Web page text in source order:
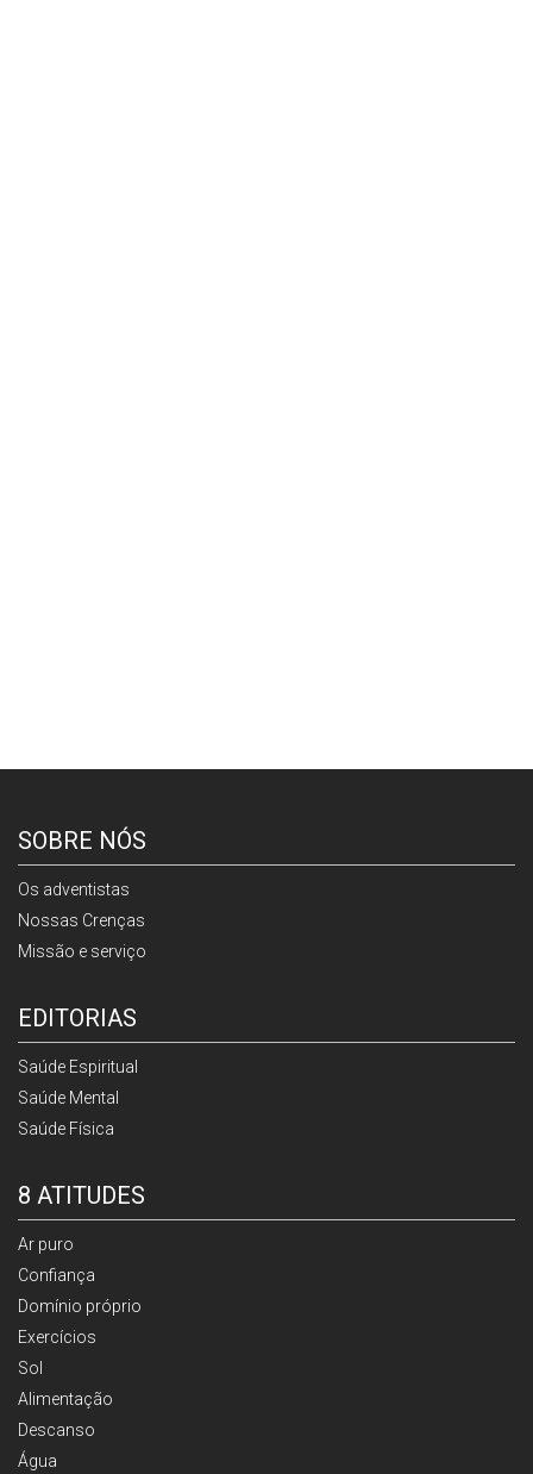
SOBRE NÓS
Os adventistas
Nossas Crenças
Missão e serviço
EDITORIAS
Saúde Espiritual
Saúde Mental
Saúde Física
8 ATITUDES
Ar puro
Confiança
Domínio próprio
Exercícios
Sol
Alimentação
Descanso
Água